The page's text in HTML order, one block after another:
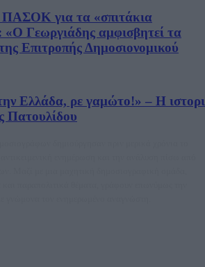
ΠΑΣΟΚ για τα «σπιτάκια
Γεωργιάδης αμφισβητεί τα
Επιτροπής Δημοσιονομικού
Ελλάδα, ρε γαμώτο!» – Η
Πατουλίδου